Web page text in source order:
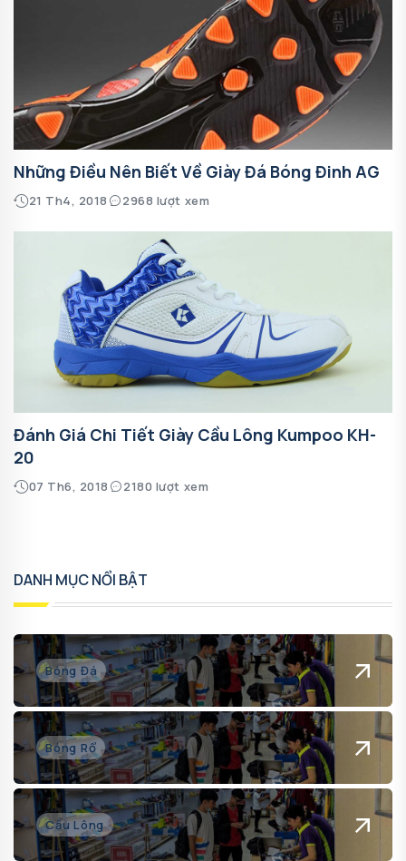
Những Điều Nên Biết Về Giày Đá Bóng Đinh AG
21 Th4, 2018 2968 lượt xem
Đánh Giá Chi Tiết Giày Cầu Lông Kumpoo KH-
20
07 Th6, 2018 2180 lượt xem
DANH MỤC NỔI BẬT
Bóng Đá
Bóng Rổ
Cầu Lông